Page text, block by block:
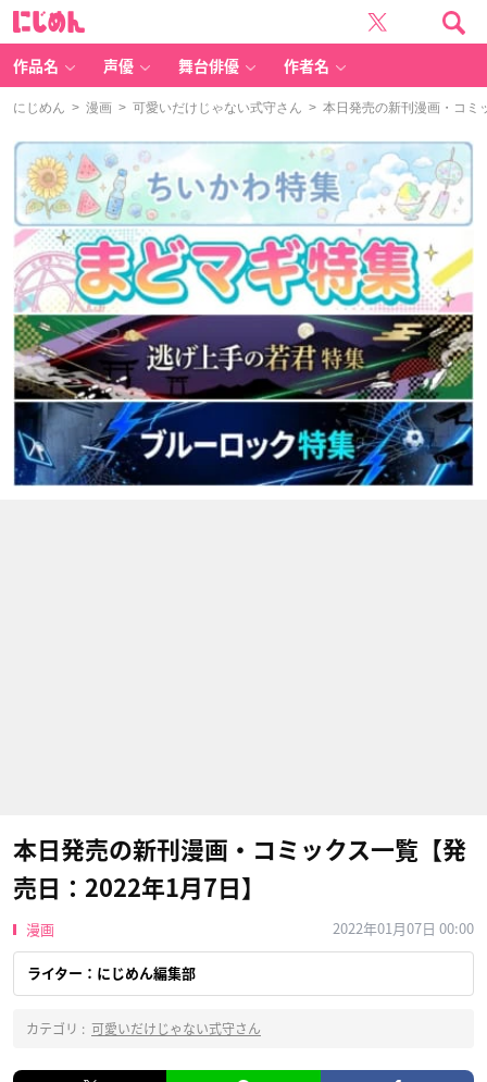
作品名 声優 舞台俳優 作者名
にじめん > 漫画 > 可愛いだけじゃない式守さん > 本日発売の新刊漫画・コミ
本日発売の新刊漫画・コミックス一覧【発
売日：2022年1月7日】
漫画 2022年01月07日 00:00
ライター：にじめん編集部
カテゴリ : 可愛いだけじゃない式守さん